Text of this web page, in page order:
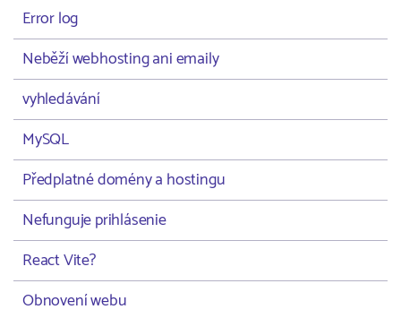
Error log
Neběží webhosting ani emaily
vyhledávání
MySQL
Předplatné domény a hostingu
Nefunguje prihlásenie
React Vite?
Obnovení webu